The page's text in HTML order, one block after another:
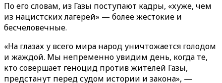
По его словам, из Газы поступают кадры, «хуже, чем
из нацистских лагерей» — более жестокие и
бесчеловечные.
«На глазах у всего мира народ уничтожается голодом
и жаждой. Мы непременно увидим день, когда те,
кто совершает геноцид против жителей Газы,
предстанут перед судом истории и закона», —